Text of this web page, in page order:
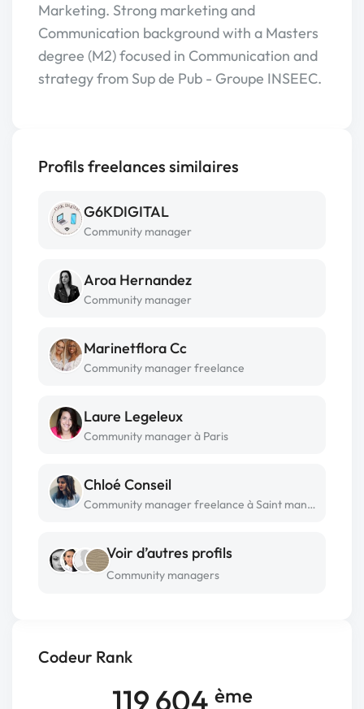
Codeur Rank
119 604 ème
Marketing. Strong marketing and
Communication background with a Masters
degree (M2) focused in Communication and
strategy from Sup de Pub - Groupe INSEEC.
Profils freelances similaires
G6KDIGITAL
Community manager
Aroa Hernandez
Community manager
Marinetflora Cc
Community manager freelance
Laure Legeleux
Community manager à Paris
Chloé Conseil
Community manager freelance à Saint mandé
Voir d’autres profils
Community managers